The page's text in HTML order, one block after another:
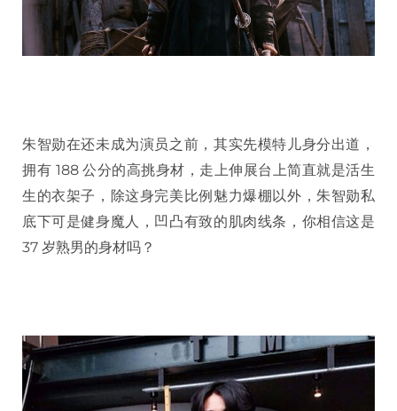
朱智勋在还未成为演员之前，其实先模特儿身分出道，
拥有 188 公分的高挑身材，走上伸展台上简直就是活生
生的衣架子，除这身完美比例魅力爆棚以外，朱智勋私
底下可是健身魔人，凹凸有致的肌肉线条，你相信这是
37 岁熟男的身材吗？